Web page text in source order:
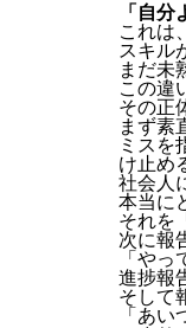
「自
これは
スキル
まだ未
この違
その正
まず素
ミスを
け止め
社会人
本当に
それを
次に報
「や
進捗報
そして
「あ